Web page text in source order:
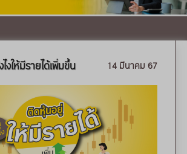
ให้มีรายได้เพิ่มขึ้น 14 มีนาคม 67